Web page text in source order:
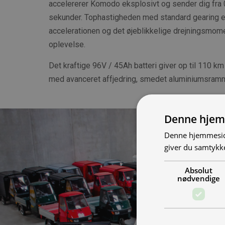
accelererer Komodo eksplosivt og sender dig fra
sekunder. Tophastigheden med standard gearing
accelerationen og det øjeblikkelige
oplevelse.
Det kraftige 96V / 45Ah batteri giver op til 110
med avanceret affjedring, smedet
Denne
Denne
giver du
Absolut
nødvendige